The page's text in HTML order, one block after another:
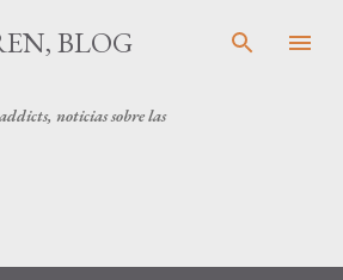
contenido principal
BLOG
noticias sobre las